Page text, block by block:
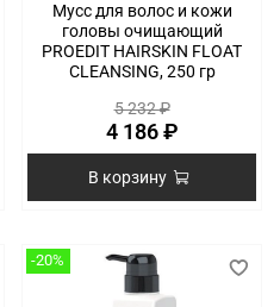
Мусс для волос и кожи
головы очищающий
PROEDIT HAIRSKIN FLOAT
CLEANSING, 250 гр
5 232 ₽
4 186 ₽
В корзину
-20%